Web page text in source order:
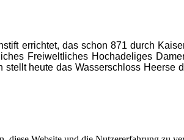
errichtet, das schon 871 durch
Freiweltliches Hochadeliges
heute das Wasserschloss Heerse